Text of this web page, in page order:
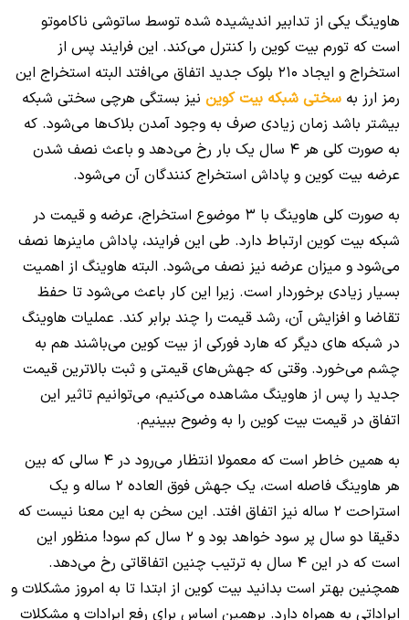
هاوینگ یکی از تدابیر اندیشیده شده توسط ساتوشی ناکاموتو
است که تورم بیت کوین را کنترل می‌کند. این فرایند پس از
استخراج و ایجاد 210 بلوک جدید اتفاق می‌افتد البته استخراج این
رمز ارز به سختی شبکه بیت کوین نیز بستگی هرچی سختی شبکه
بیشتر باشد زمان زیادی صرف به وجود آمدن بلاک‌ها می‌شود. که
به صورت کلی هر 4 سال یک بار رخ می‌دهد و باعث نصف شدن
عرضه بیت کوین و پاداش استخراج کنندگان آن می‌شود.
به صورت کلی هاوینگ با 3 موضوع استخراج، عرضه و قیمت در
شبکه بیت کوین ارتباط دارد. طی این فرایند، پاداش ماینرها نصف
می‌شود و میزان عرضه نیز نصف می‌شود. البته هاوینگ از اهمیت
بسیار زیادی برخوردار است. زیرا این کار باعث می‌شود تا حفظ
تقاضا و افزایش آن، رشد قیمت را چند برابر کند. عملیات هاوینگ
در شبکه های دیگر که هارد فورکی از بیت کوین می‌باشند هم به
چشم می‌خورد. وقتی که جهش‌های قیمتی و ثبت بالاترین قیمت
جدید را پس از هاوینگ مشاهده می‌کنیم، می‌توانیم تاثیر این
اتفاق در قیمت بیت کوین را به وضوح ببینیم.
به همین خاطر است که معمولا انتظار می‌رود در 4 سالی که بین
هر هاوینگ فاصله است، یک جهش فوق العاده 2 ساله و یک
استراحت 2 ساله نیز اتفاق افتد. این سخن به این معنا نیست که
دقیقا دو سال پر سود خواهد بود و 2 سال کم سود! منظور این
است که در این 4 سال به ترتیب چنین اتفاقاتی رخ می‌دهد.
همچنین بهتر است بدانید بیت کوین از ابتدا تا به امروز مشکلات و
ایراداتی به همراه دارد. برهمین اساس برای رفع ایرادات و مشکلات